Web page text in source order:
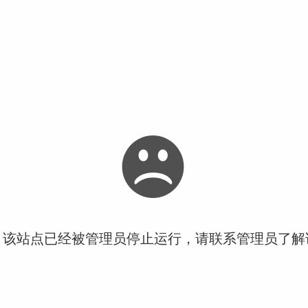
站点已经被管理员停止运行，请联系管理员了